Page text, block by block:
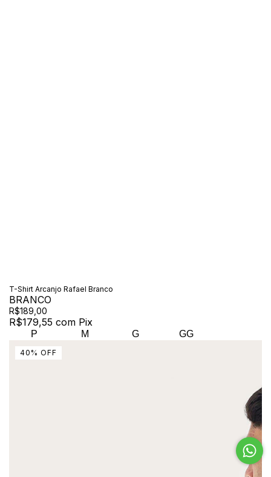
T-Shirt Arcanjo Rafael Branco
BRANCO
R$189,00
R$179,55 com Pix
P M G GG
40 % OFF